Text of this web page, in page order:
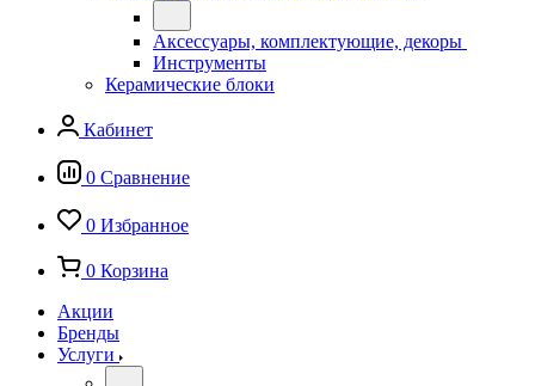
Аксессуары, комплектующие, декоры
Инструменты
Керамические блоки
Кабинет
0 Сравнение
0 Избранное
0 Корзина
Акции
Бренды
Услуги